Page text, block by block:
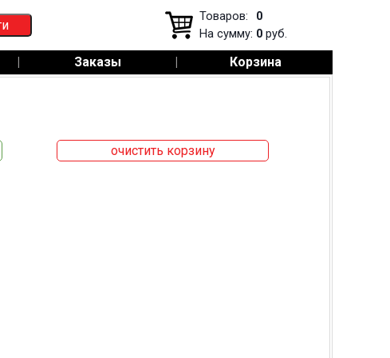
Товаров:
0
На сумму: 0 руб.
| Заказы | Корзина
очистить корзину